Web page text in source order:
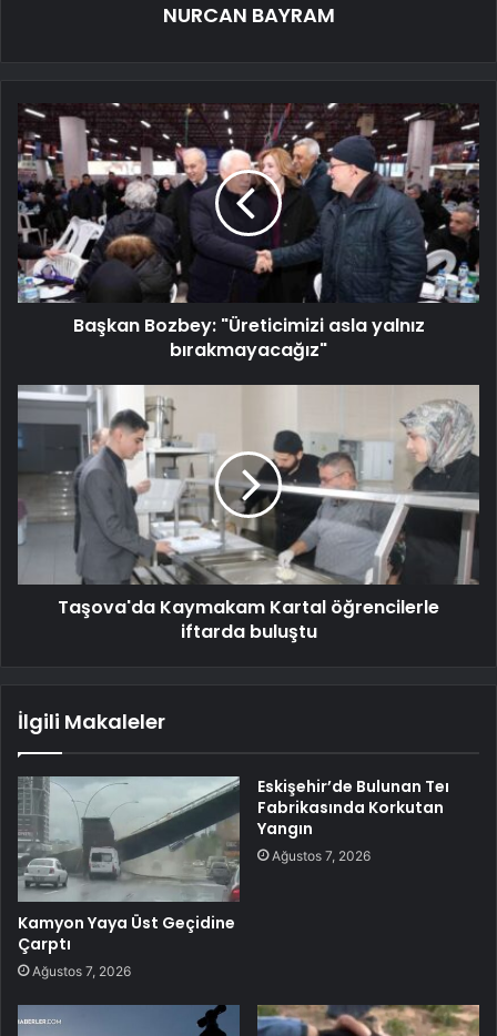
NURCAN BAYRAM
Başkan Bozbey: "Üreticimizi asla yalnız
bırakmayacağız"
Taşova'da Kaymakam Kartal öğrencilerle
iftarda buluştu
İlgili Makaleler
Kamyon Yaya Üst Geçidine
Çarptı
Ağustos 7, 2026
Eskişehir’de Bulunan Teı
Fabrikasında Korkutan
Yangın
Ağustos 7, 2026